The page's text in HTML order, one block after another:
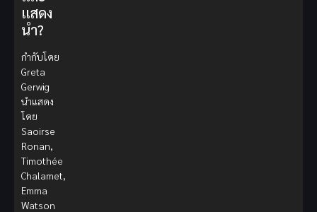
แสดง
นำ?
กำกับโดย
Greta
Gerwig
นำแสดง
โดย
Saoirse
Ronan,
Timothée
Chalamet,
Emma
Watson